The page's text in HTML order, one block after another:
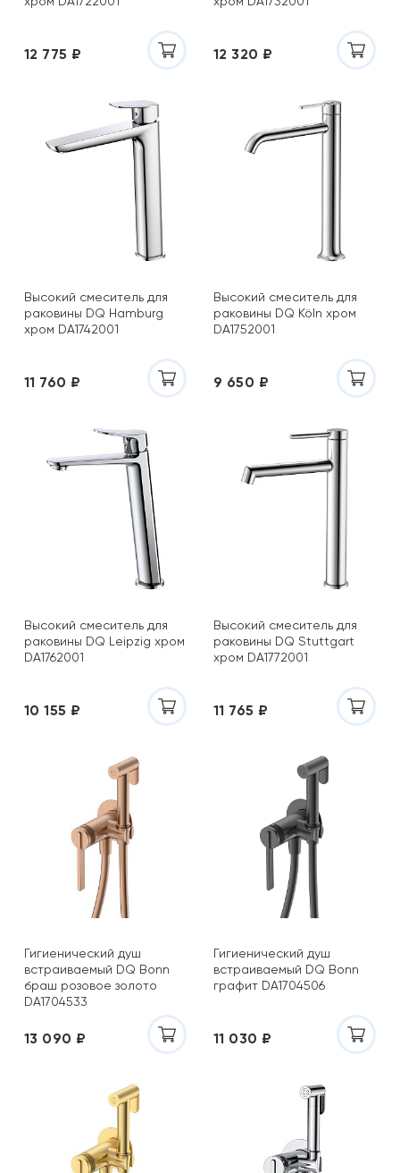
12 775 ₽ 12 320 ₽
Высокий смеситель для
раковины DQ Hamburg
хром DA1742001
11 760 ₽
Высокий смеситель для
раковины DQ Köln хром
DA1752001
9 650 ₽
Высокий смеситель для
раковины DQ Leipzig хром
DA1762001
10 155 ₽
Высокий смеситель для
раковины DQ Stuttgart
хром DA1772001
11 765 ₽
Гигиенический душ
встраиваемый DQ Bonn
браш розовое золото
DA1704533
13 090 ₽
Гигиенический душ
встраиваемый DQ Bonn
графит DA1704506
11 030 ₽